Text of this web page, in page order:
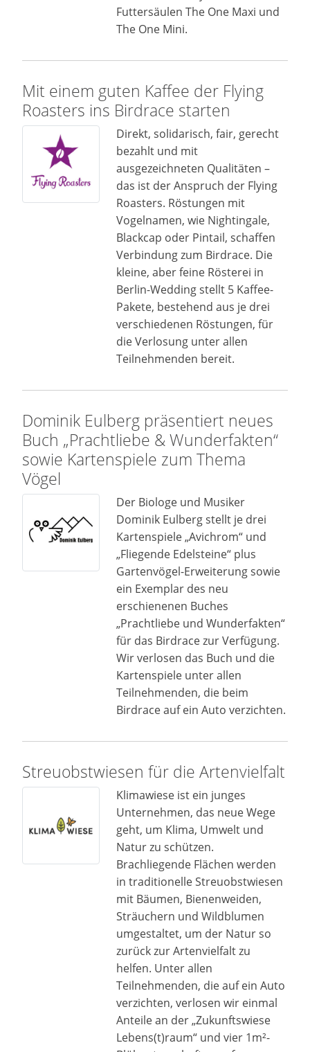
Futtersäulen The One Maxi und
The One Mini.
Mit einem guten Kaffee der Flying
Roasters ins Birdrace starten
Direkt, solidarisch, fair, gerecht
bezahlt und mit
ausgezeichneten Qualitäten –
das ist der Anspruch der Flying
Roasters. Röstungen mit
Vogelnamen, wie Nightingale,
Blackcap oder Pintail, schaffen
Verbindung zum Birdrace. Die
kleine, aber feine Rösterei in
Berlin-Wedding stellt 5 Kaffee-
Pakete, bestehend aus je drei
verschiedenen Röstungen, für
die Verlosung unter allen
Teilnehmenden bereit.
Dominik Eulberg präsentiert neues
Buch „Prachtliebe & Wunderfakten“
sowie Kartenspiele zum Thema
Vögel
Der Biologe und Musiker
Dominik Eulberg stellt je drei
Kartenspiele „Avichrom“ und
„Fliegende Edelsteine“ plus
Gartenvögel-Erweiterung sowie
ein Exemplar des neu
erschienenen Buches
„Prachtliebe und Wunderfakten“
für das Birdrace zur Verfügung.
Wir verlosen das Buch und die
Kartenspiele unter allen
Teilnehmenden, die beim
Birdrace auf ein Auto verzichten.
Streuobstwiesen für die Artenvielfalt
Klimawiese ist ein junges
Unternehmen, das neue Wege
geht, um Klima, Umwelt und
Natur zu schützen.
Brachliegende Flächen werden
in traditionelle Streuobstwiesen
mit Bäumen, Bienenweiden,
Sträuchern und Wildblumen
umgestaltet, um der Natur so
zurück zur Artenvielfalt zu
helfen. Unter allen
Teilnehmenden, die auf ein Auto
verzichten, verlosen wir einmal
Anteile an der „Zukunftswiese
Lebens(t)raum“ und vier 1m²-